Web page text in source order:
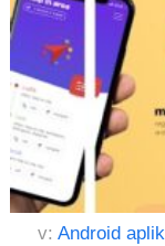
v: Android